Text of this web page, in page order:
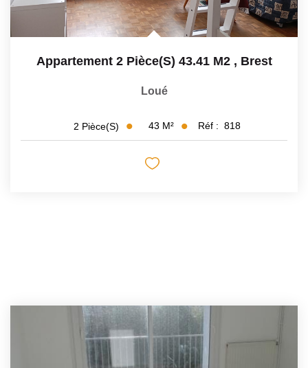
Appartement 2 Pièce(s) 43.41 M2 , Brest
Loué
2 Pièce(s) 43 M² Réf : 818